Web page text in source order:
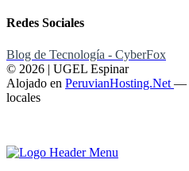
Redes Sociales
Blog de Tecnología - CyberFox
© 2026 | UGEL Espinar
Alojado en PeruvianHosting.Net —
locales